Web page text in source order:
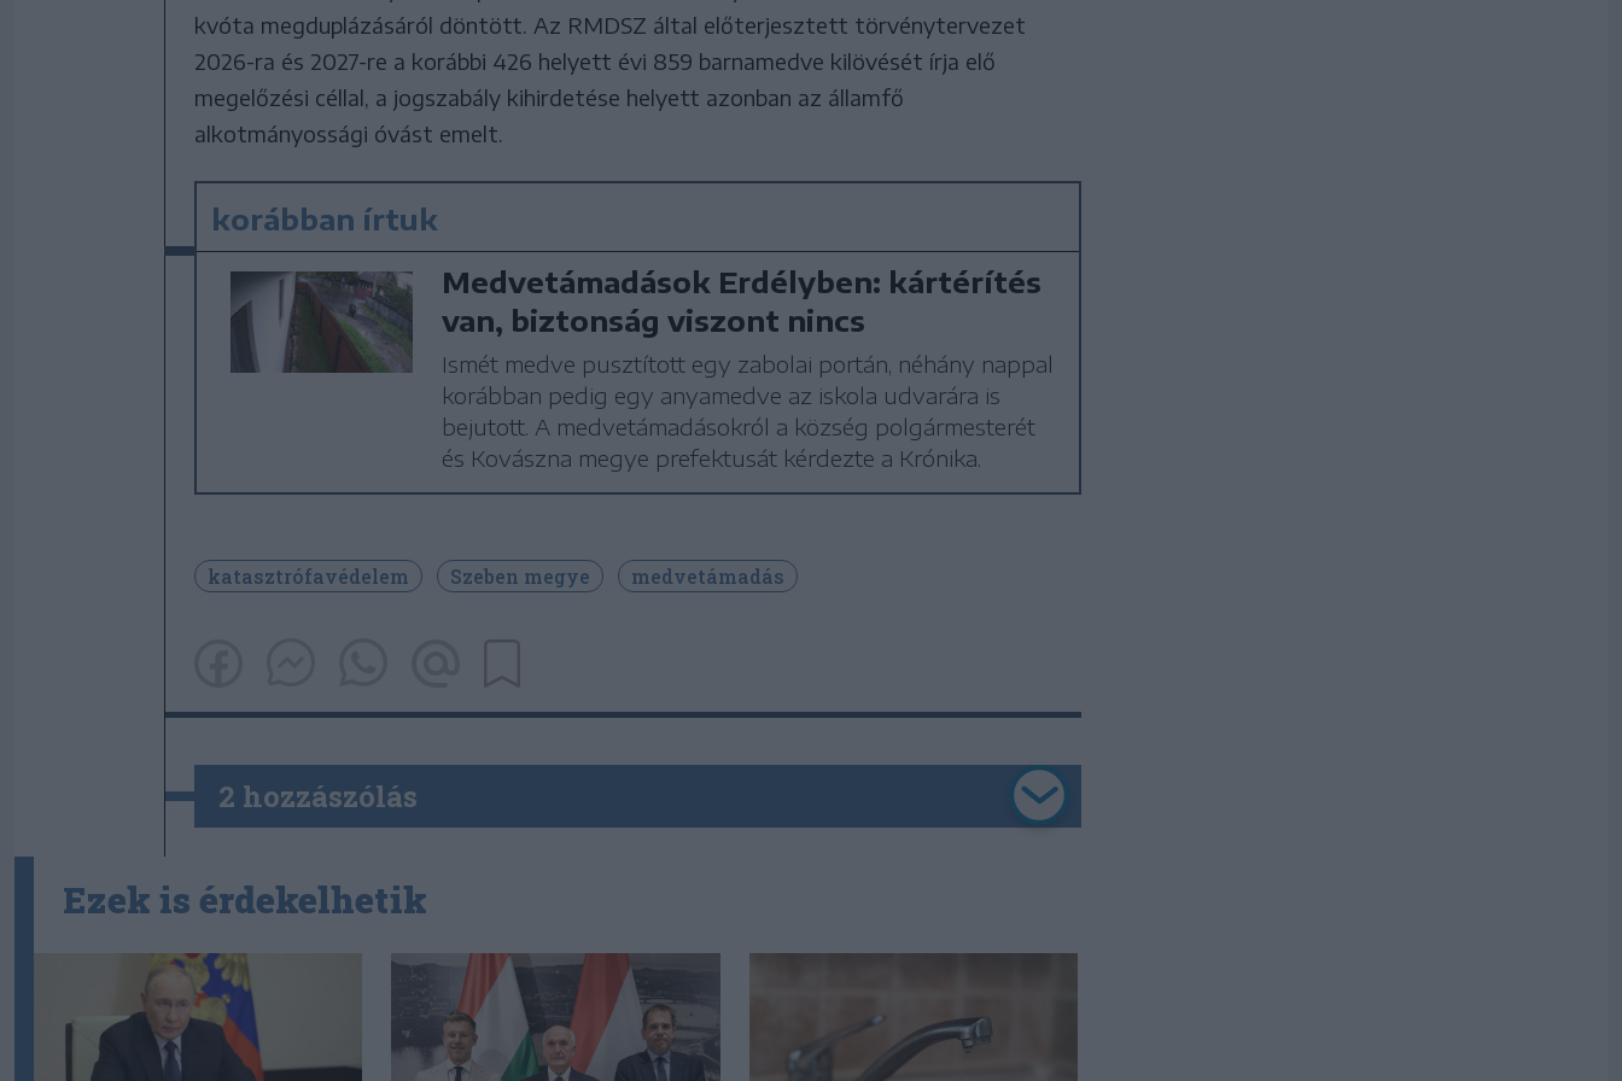
kvóta megduplázásáról döntött. Az RMDSZ által előterjesztett törvénytervezet
2026-ra és 2027-re a korábbi 426 helyett évi 859 barnamedve kilövését írja elő
megelőzési céllal, a jogszabály kihirdetése helyett azonban az államfő
alkotmányossági óvást emelt.
korábban írtuk
Medvetámadások Erdélyben: kártérítés
van, biztonság viszont nincs
Ismét medve pusztított egy zabolai portán, néhány nappal
korábban pedig egy anyamedve az iskola udvarára is
bejutott. A medvetámadásokról a község polgármesterét
és Kovászna megye prefektusát kérdezte a Krónika.
katasztrófavédelem Szeben megye medvetámadás
2 hozzászólás
Ezek is érdekelhetik